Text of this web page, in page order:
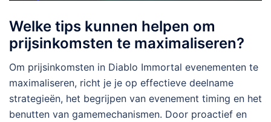
Welke tips kunnen helpen om
prijsinkomsten te maximaliseren?
Om prijsinkomsten in Diablo Immortal evenementen te
maximaliseren, richt je je op effectieve deelname
strategieën, het begrijpen van evenement timing en het
benutten van gamemechanismen. Door proactief en